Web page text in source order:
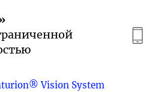
Vision System